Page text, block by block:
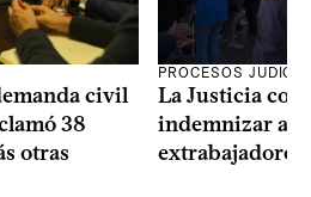
civil
38
otras
PROCESOS
La Justicia
indemnizar a
extrabajadores